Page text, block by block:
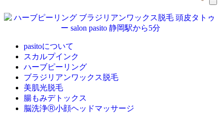
pasitoについて
スカルプインク
ハーブピーリング
ブラジリアンワックス脱毛
美肌光脱毛
腸もみデトックス
脳洗浄Ⓡ小顔ヘッドマッサージ